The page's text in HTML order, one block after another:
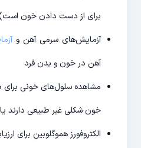
برای از دست دادن خون
آزمایش‌های سرمی آهن و
آهن در خون و بدن فرد
مشاهده سلول‌های خونی برای
خون شکلی غیر طبیعی دارند
الکتروفورز هموگلوبین برای